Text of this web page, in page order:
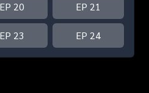
EP 20 EP 21
EP 23 EP 24